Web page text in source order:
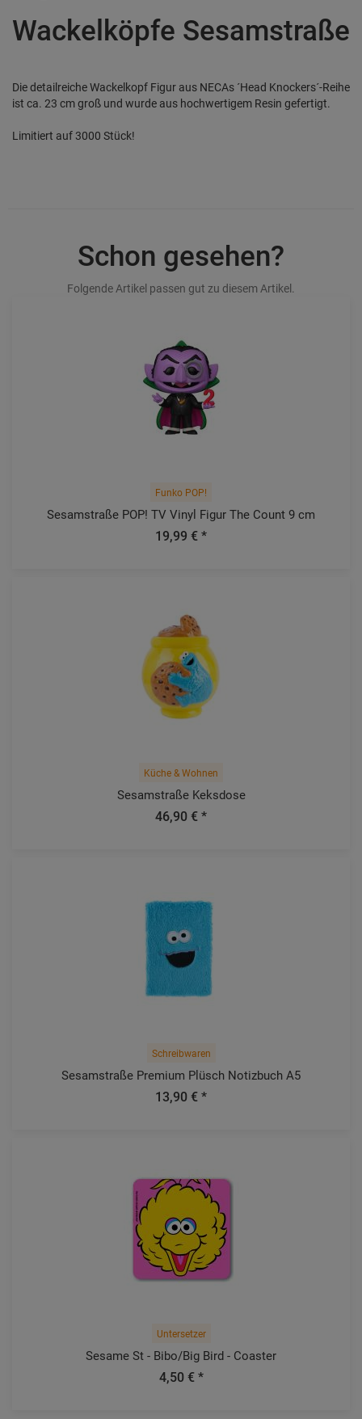
Wackelköpfe Sesamstraße
Die detailreiche Wackelkopf Figur aus NECAs ´Head Knockers´-Reihe
ist ca. 23 cm groß und wurde aus hochwertigem Resin gefertigt.
Limitiert auf 3000 Stück!
Schon gesehen?
Folgende Artikel passen gut zu diesem Artikel.
Funko POP!
Sesamstraße POP! TV Vinyl Figur The Count 9 cm
19,99 € *
Küche & Wohnen
Sesamstraße Keksdose
46,90 € *
Schreibwaren
Sesamstraße Premium Plüsch Notizbuch A5
13,90 € *
Untersetzer
Sesame St - Bibo/Big Bird - Coaster
4,50 € *